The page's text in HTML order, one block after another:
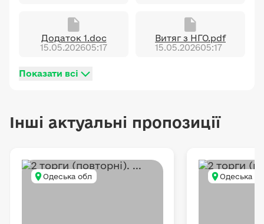
Додаток 1.doc
15.05.202605:17
Витяг з НГО.pdf
15.05.202605:17
Показати всі
Інші актуальні пропозиції
Одеська обл Одеська